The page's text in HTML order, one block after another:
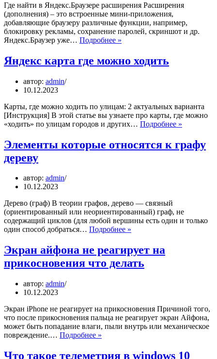
Где найти в Яндекс.Браузере расширения Расширения
(дополнения) – это встроенные мини-приложения,
добавляющие браузеру различные функции, например,
блокировку рекламы, сохранение паролей, скриншот и др.
Яндекс.Браузер уже… Подробнее »
где
Яндекс карта где можно ходить
автор: admin
10.12.2023
Карты, где можно ходить по улицам: 2 актуальных варианта
[Инструкция] В этой статье вы узнаете про карты, где можно
«ходить» по улицам городов и других… Подробнее »
можно
Элементы которые относятся к графу
дереву
автор: admin
10.12.2023
Дерево (граф) В теории графов, дерево — связный
(ориентированный или неориентированный) граф, не
содержащий циклов (для любой вершины есть один и только
один способ добраться… Подробнее »
относятся
к
графу
Экран айфона не реагирует на
прикосновения что делать
автор: admin
10.12.2023
Экран iPhone не реагирует на прикосновения Причиной того,
что после прикосновения пальца не реагирует экран Айфона,
может быть попадание влаги, пыли внутрь или механическое
повреждение.… Подробнее »
Что такое телеметрия в windows 10